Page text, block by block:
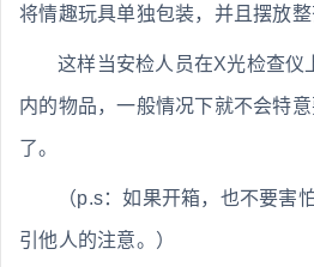
将情趣玩具单独包装，并且摆放整
这样当安检人员在X光检查仪
内的物品，一般情况下就不会特
了。
（p.s：如果开箱，也不要害
引他人的注意。）